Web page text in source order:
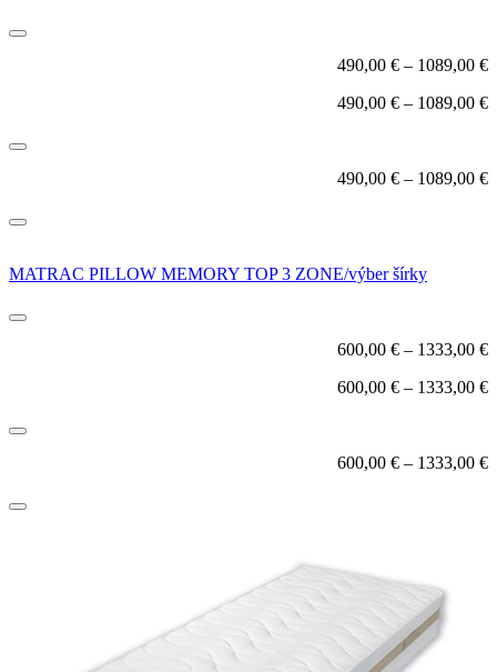
490,00 € – 1089,00 €
490,00 € – 1089,00 €
490,00 € – 1089,00 €
MATRAC PILLOW MEMORY TOP 3 ZONE/výber šírky
600,00 € – 1333,00 €
600,00 € – 1333,00 €
600,00 € – 1333,00 €